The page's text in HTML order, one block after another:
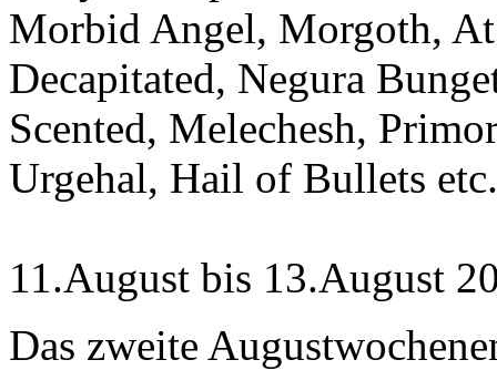
Morbid Angel, Morgoth, At
Decapitated, Negura
Scented, Melechesh,
Urgehal, Hail of Bullets etc.
11.August bis 13.August
Das zweite